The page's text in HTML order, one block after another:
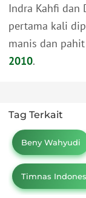
Indra Kahfi dan
pertama kali
manis dan
2010.
Tag Terkait
Beny Wahyudi
Timnas